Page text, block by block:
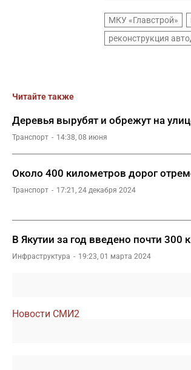
МКУ «Главстрой»
реконструкция
Читайте также
Деревья вырубят и обрежут на
Транспорт 14:38, 08 июня
Около 400 километров дорог
Транспорт 17:21, 24 декабря 2024
В Якутии за год введено почти
Инфраструктура 19:23, 01 марта 2024
Новости СМИ2